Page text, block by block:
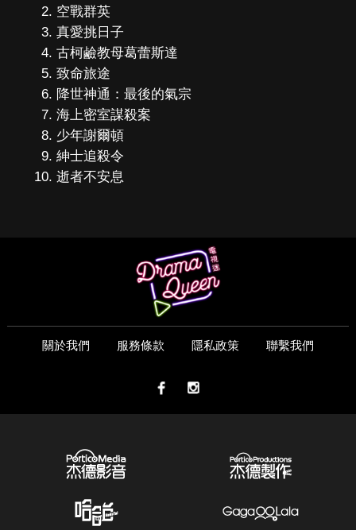
空戰群英
真愛挑日子
古柯鹼教母葛蕾斯達
致命旅途
降世神通：最後的氣宗
海上密室謀殺案
少年謝爾頓
紳士追殺令
逝者不安息
關於我們 服務條款 隱私政策 聯繫我們